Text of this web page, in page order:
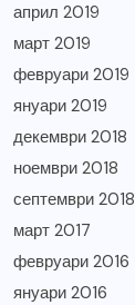
април 2019
март 2019
февруари 2019
януари 2019
декември 2018
ноември 2018
септември 2018
март 2017
февруари 2016
януари 2016